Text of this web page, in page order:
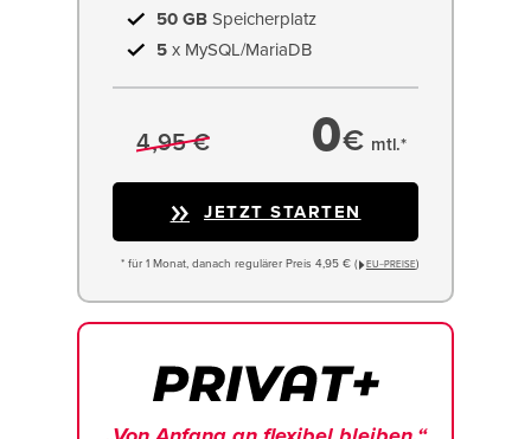
50 GB Speicherplatz
5 x MySQL/MariaDB
4,95 € 0€ mtl.*
JETZT STARTEN
* für 1 Monat, danach regulärer Preis 4,95 € ( EU−PREISE)